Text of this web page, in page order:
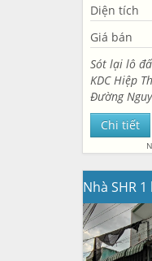
Diện tích
Giá bán
Sót lại lô
KDC Hiệp
Đường
Hiệp Thành,
4m x 20m.
80m2.
Ngay...
Chi tiết